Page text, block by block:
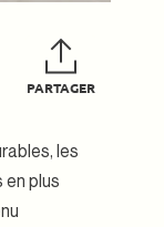
Partager
PARTAGER
les
plus